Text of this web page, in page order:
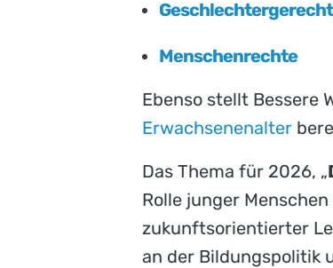
Menschenrechte
Ebenso stellt Bessere
Erwachsenenalter
Das Thema für 2026, „
Rolle junger
zukunftsorientierter
an der Bildungspolitik